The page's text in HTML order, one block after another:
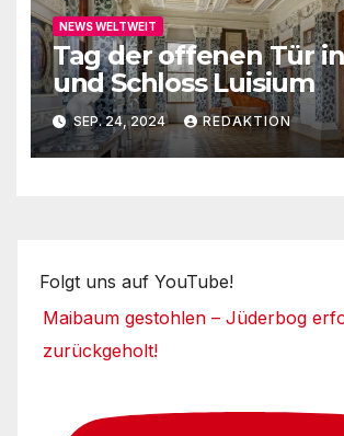
NEWS WELTWEIT
Tag der offenen Tür
und Schloss Luisium
SEP. 24, 2024 REDAKTION
Folgt uns auf YouTube!
Maibaum gestohlen – Jüderbog
zurückgeholt!